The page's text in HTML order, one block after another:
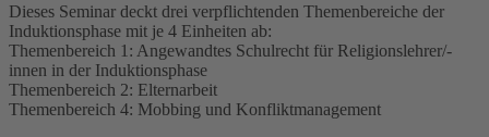
Dieses Seminar deckt drei verpflichtenden Themenbereiche der
Induktionsphase mit je 4 Einheiten ab:
Themenbereich 1: Angewandtes Schulrecht für Religionslehrer/-
innen in der Induktionsphase
Themenbereich 2: Elternarbeit
Themenbereich 4: Mobbing und Konfliktmanagement